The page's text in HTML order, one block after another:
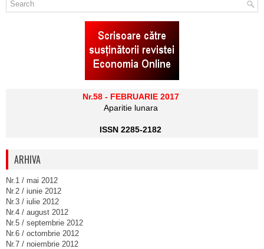
Nr.58 - FEBRUARIE 2017
Aparitie lunara
ISSN 2285-2182
ARHIVA
Nr.1 / mai 2012
Nr.2 / iunie 2012
Nr.3 / iulie 2012
Nr.4 / august 2012
Nr.5 / septembrie 2012
Nr.6 / octombrie 2012
Nr.7 / noiembrie 2012